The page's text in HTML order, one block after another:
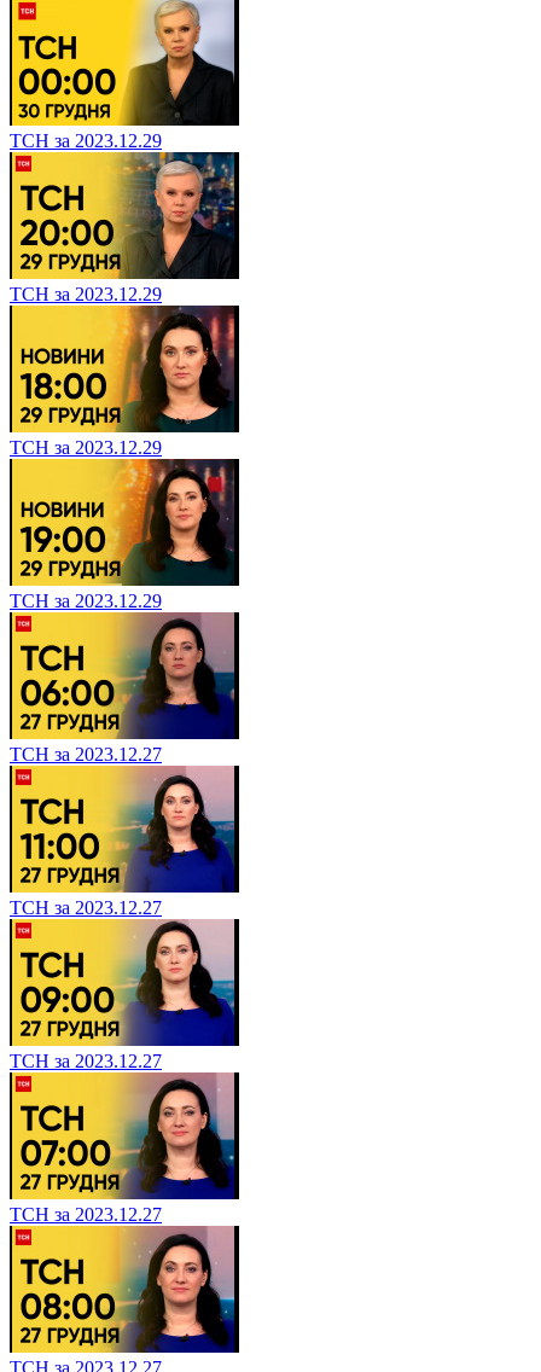
ТСН за 2023.12.29
ТСН за 2023.12.29
ТСН за 2023.12.29
ТСН за 2023.12.29
ТСН за 2023.12.27
ТСН за 2023.12.27
ТСН за 2023.12.27
ТСН за 2023.12.27
ТСН за 2023.12.27